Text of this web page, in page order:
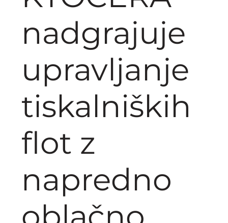
nadgrajuje
upravljanje
tiskalniških
flot z
napredno